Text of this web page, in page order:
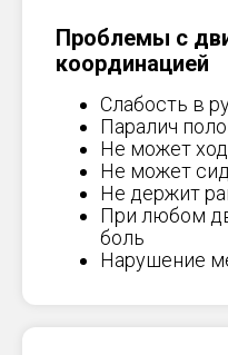
Проблемы с
координацией
Слабость в
Паралич
Не может
Не может
Не держит
При любом
боль
Нарушение